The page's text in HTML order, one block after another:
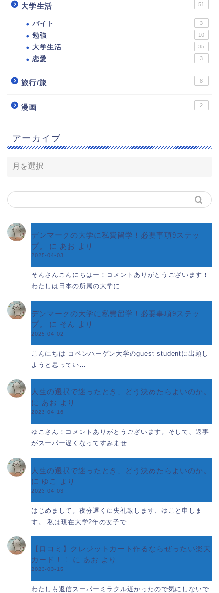
大学生活 51
バイト 3
勉強 10
大学生活 35
恋愛 3
旅行/旅 8
漫画 2
アーカイブ
デンマークの大学に私費留学！必要事項9ステッ
プ。
に あお より
2025-04-03
そんさんこんにちはー！コメントありがとうございます！
わたしは日本の所属の大学に…
デンマークの大学に私費留学！必要事項9ステッ
プ。
に そん より
2025-04-02
こんにちは コペンハーゲン大学のguest studentに出願し
ようと思ってい…
人生の選択で迷ったとき、どう決めたらよいのか。
に あお より
2023-04-16
ゆこさん！コメントありがとうございます。そして、返事
がスーパー遅くなってすみませ…
人生の選択で迷ったとき、どう決めたらよいのか。
に ゆこ より
2023-04-03
はじめまして。夜分遅くに失礼致します、ゆこと申しま
す。 私は現在大学2年の女子で…
【口コミ】クレジットカード作るならぜったい楽天
カード！！
に あお より
2023-03-15
わたしも返信スーパーミラクル遅かったので気にしないで